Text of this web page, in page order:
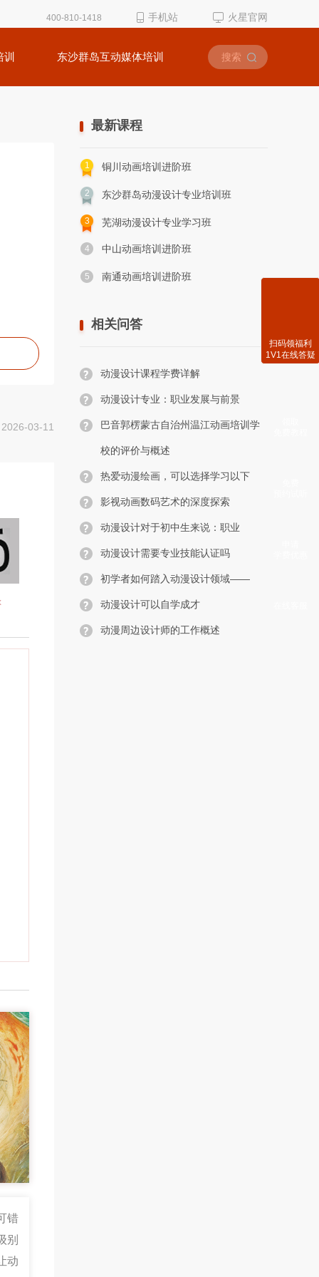
400-810-1418 手机站 火星官网
东沙群岛互动媒体培训
03-11
错
别
动
最新课程
1 铜川动画培训进阶班
2 东沙群岛动漫设计专业培训班
3 芜湖动漫设计专业学习班
4 中山动画培训进阶班
5 南通动画培训进阶班
相关问答
动漫设计课程学费详解
动漫设计专业：职业发展与前景
巴音郭楞蒙古自治州温江动画培训学
校的评价与概述
热爱动漫绘画，可以选择学习以下
影视动画数码艺术的深度探索
动漫设计对于初中生来说：职业
动漫设计需要专业技能认证吗
初学者如何踏入动漫设计领域——
动漫设计可以自学成才
动漫周边设计师的工作概述
扫码领福利
1V1在线答疑